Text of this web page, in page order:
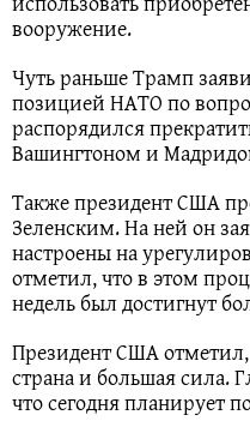
вооружение.
Чуть раньше Трамп
позицией НАТО по
распорядился
Вашингтоном и
Также президент США
Зеленским. На ней он
настроены на
отметил, что в этом
недель был достигнут
Президент США
страна и большая сила.
что сегодня планирует